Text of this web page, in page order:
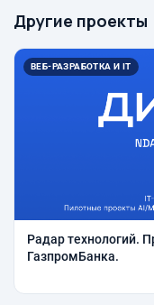
Другие проекты
ВЕБ-РАЗРАБОТКА И IT
Радар технологий.
ГазпромБанка.